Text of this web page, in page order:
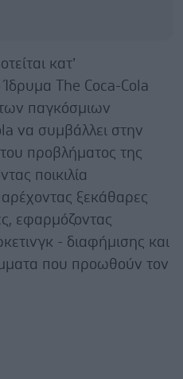
κατ’
Ίδρυμα The Coca-Cola
παγκόσμιων
να συμβάλλει στην
προβλήματος της
ποικιλία
ξεκάθαρες
εφαρμόζοντας
- διαφήμισης και
που προωθούν τον